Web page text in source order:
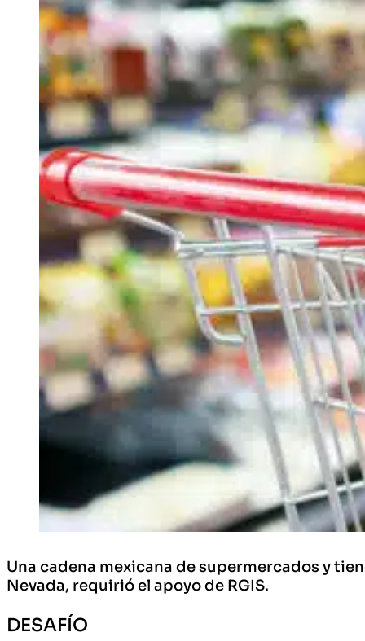
Una cadena mexicana de supermercados y
Nevada, requirió el apoyo de RGIS.
DESAFÍO